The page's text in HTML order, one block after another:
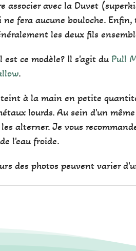
associer avec la Duvet
ne fera aucune bouloche.
les deux fils
est ce modèle? Il s'agit du Pull
.
à la main en petite
lourds. Au sein d'un
alterner. Je vous
l'eau froide.
des photos peuvent varier